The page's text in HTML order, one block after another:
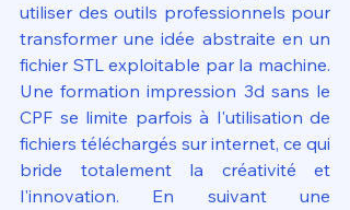
utiliser des outils professionnels pour
transformer une idée abstraite en un
fichier STL exploitable par la machine.
Une formation impression 3d sans le
CPF se limite parfois à l'utilisation de
fichiers téléchargés sur internet, ce qui
bride totalement la créativité et